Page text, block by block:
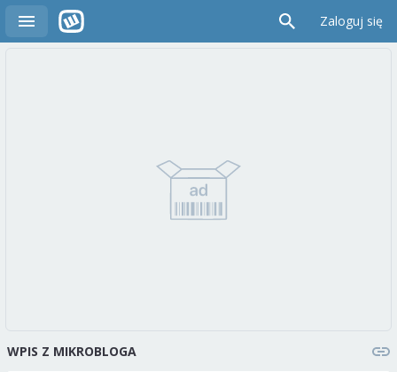
Zaloguj się
WPIS Z MIKROBLOGA